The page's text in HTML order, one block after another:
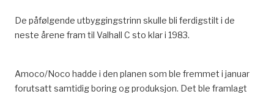
De påfølgende utbyggingstrinn skulle bli ferdigstilt i de
neste årene fram til Valhall C sto klar i 1983.
Amoco/Noco hadde i den planen som ble fremmet i januar
forutsatt samtidig boring og produksjon. Det ble framlagt